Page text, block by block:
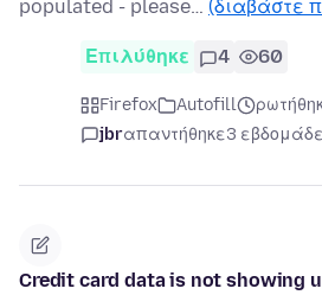
populated - please… (διαβάστε
Επιλύθηκε 4 60
Firefox Autofill
jbrαπαντήθηκε3
Credit card data is not showing